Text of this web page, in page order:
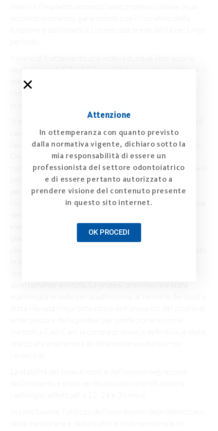
degli elementi 5.3 e 1.3, la socket preservation e, dopo 4-6
mesi, l’inserimento dell’impianto in sede 1.3 per
Si è proceduto quindi ad estrarre con il minimo trauma il
canino deciduo ed il canino permanente, a riempire
l’alveolo con osso bovino deproteinizzato (Geistlich Bio-
Oss®), coprendo l’innesto con 3 strati di membrana in
collagene (Geistlich Bio-Gide®) e suturando la matrice in
collagene (Geistlich Mucograft®) ai margini gengivali
per chiudere l’accesso alveolare. Le suture sono state
rimosse dopo una settimana. Dopo sei mesi, la guarigione
esecuzione di una nuova TC Cone Beam si poteva
pianificare l’inserimento flapless con l’ausilio della
direttamente avvitata. La protesi provvisoria è stata
Attenzione
In ottemperanza con quanto previsto
dalla normativa vigente, dichiaro sotto la
mia responsabilità di essere un
professionista del settore odontoiatrico
e di essere pertanto autorizzato a
prendere visione del contenuto presente
in questo sito internet.
OK PROCEDI